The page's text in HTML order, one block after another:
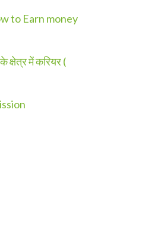
to Earn money
क्षेत्र में करियर (